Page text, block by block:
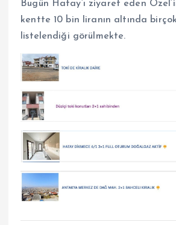
Bugün Hatay’ı ziyaret eden
kentte 10 bin liranın altında
listelendiği görülmekte.